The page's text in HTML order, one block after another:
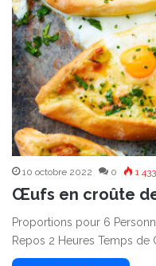
10 octobre 2022 0 1 433
Œufs en croûte
Proportions pour 6
Repos 2 Heures Temps de